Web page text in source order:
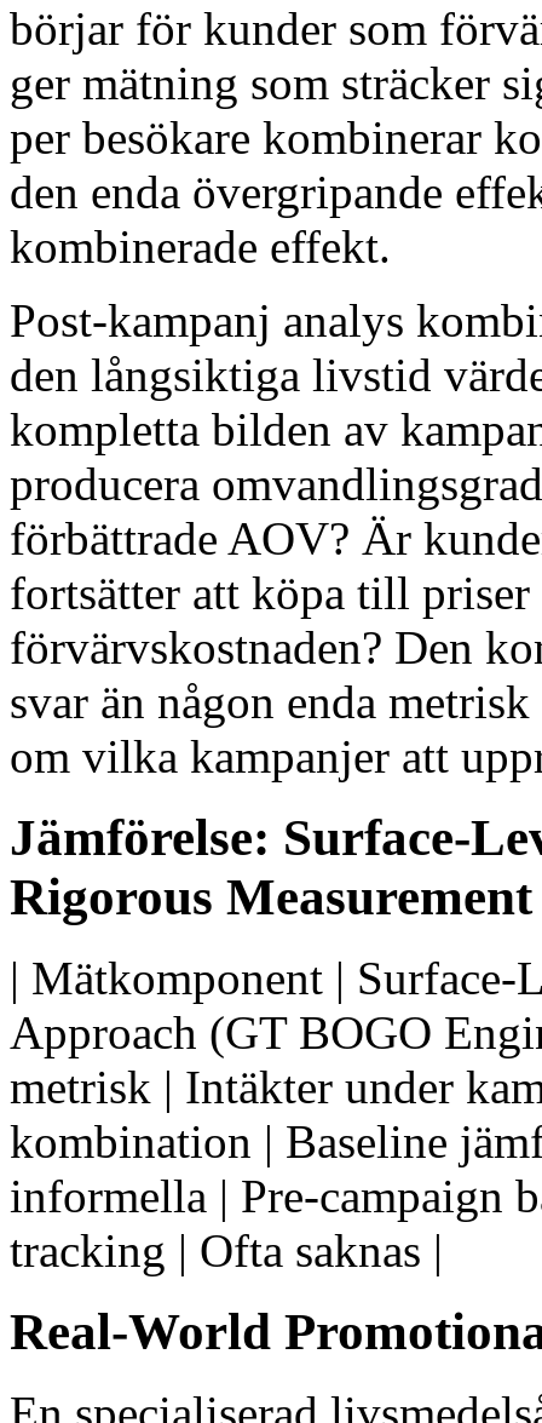
börjar för kunder som
ger mätning som sträcker
per besökare kombinerar
den enda övergripande
kombinerade effekt.
Post-kampanj analys
den långsiktiga livstid
kompletta bilden av
producera
förbättrade AOV? Är
fortsätter att köpa till
förvärvskostnaden? Den
svar än någon enda
om vilka kampanjer att
Jämförelse: Surface-
Rigorous Measurement
| Mätkomponent |
Approach (GT BOGO
metrisk | Intäkter under
kombination | Baseline
informella | Pre-campaign
tracking | Ofta saknas |
Real-World
En specialiserad